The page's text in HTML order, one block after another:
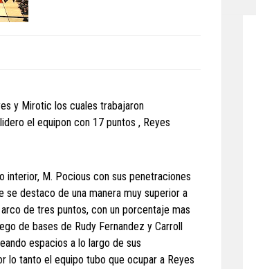
y Mirotic los cuales trabajaron
el equipon con 17 puntos , Reyes
M. Pocious con sus penetraciones
destaco de una manera muy superior a
de tres puntos, con un porcentaje mas
de bases de Rudy Fernandez y Carroll
espacios a lo largo de sus
lo tanto el equipo tubo que ocupar a Reyes